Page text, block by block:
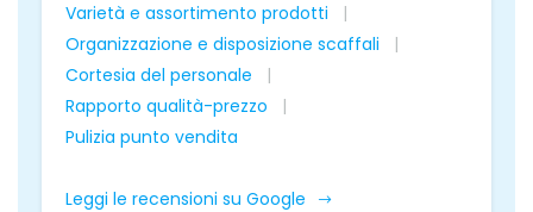
Varietà e assortimento prodotti
Organizzazione e disposizione scaffali
Cortesia del personale
Rapporto qualità-prezzo
Pulizia punto vendita
Leggi le recensioni su Google